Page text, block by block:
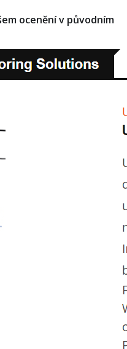
ocenění v původním